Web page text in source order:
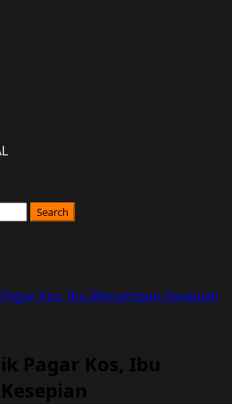
Kos, Ibu Menyimpan Kesepian
Pagar Kos, Ibu